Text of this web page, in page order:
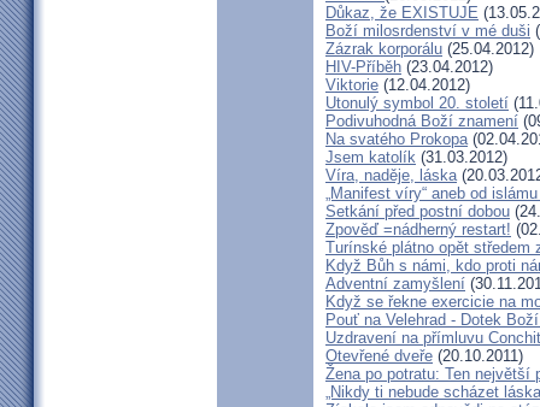
Důkaz, že EXISTUJE
Boží milosrdenství v mé duši
Zázrak korporálu (25.04.2012)
HIV-Příběh (23.04.2012)
Viktorie (12.04.2012)
Utonulý symbol 20. století
Podivuhodná Boží znamení
Na svatého Prokopa
Jsem katolík (31.03.2012)
Víra, naděje, láska
„Manifest víry“ aneb od
Setkání před postní dobou
Zpověď =nádherný restart!
Turínské plátno opět středem
Když Bůh s námi, kdo proti
Adventní zamyšlení
Když se řekne exercicie na
Pouť na Velehrad - Dotek
Uzdravení na přímluvu
Otevřené dveře (20.10.2011)
Žena po potratu: Ten největší
„Nikdy ti nebude scházet